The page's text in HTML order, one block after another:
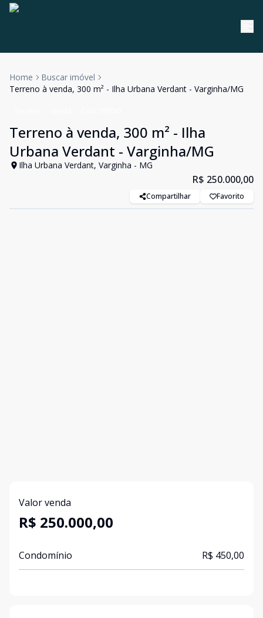
Home
Buscar imóvel
Terreno à venda, 300 m² - Ilha Urbana Verdant - Varginha/MG
Terreno à venda, 300 m² - Ilha
Urbana Verdant - Varginha/MG
Ilha Urbana Verdant, Varginha - MG
R$ 250.000,00
Compartilhar Favorito
Valor venda
R$ 250.000,00
Condomínio R$ 450,00